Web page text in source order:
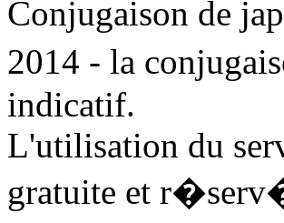
Conjugaison de
2014 - la
indicatif.
L'utilisation du
gratuite et